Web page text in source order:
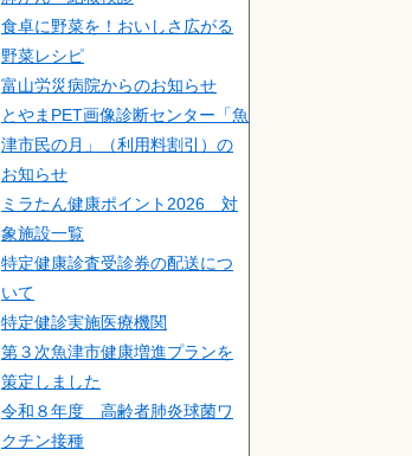
食卓に野菜を！おいしさ広がる
野菜レシピ
富山労災病院からのお知らせ
とやまPET画像診断センター「魚
津市民の月」（利用料割引）の
お知らせ
ミラたん健康ポイント2026 対
象施設一覧
特定健康診査受診券の配送につ
いて
特定健診実施医療機関
第３次魚津市健康増進プランを
策定しました
令和８年度 高齢者肺炎球菌ワ
クチン接種